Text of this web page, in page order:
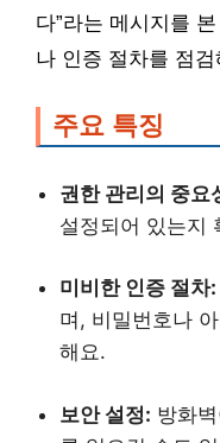
다”라는 메시지를
나 인증 절차를 점
주요 특징
권한 관리의 중요
설정되어 있는지
미비한 인증 절차:
며, 비밀번호나
해요.
보안 설정: 방화